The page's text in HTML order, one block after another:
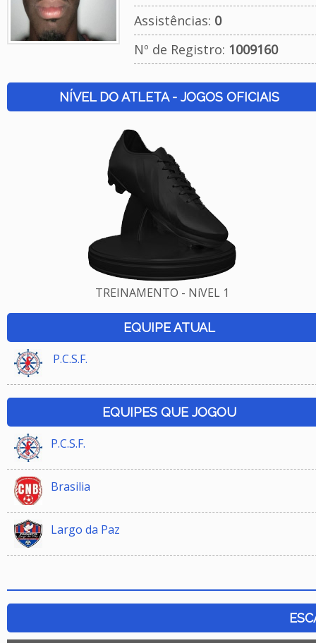
Assistências: 0
Nº de Registro: 1009160
NÍVEL DO ATLETA - JOGOS OFICIAIS
TREINAMENTO - NíVEL 1
EQUIPE ATUAL
P.C.S.F.
EQUIPES QUE JOGOU
P.C.S.F.
Brasilia
Largo da Paz